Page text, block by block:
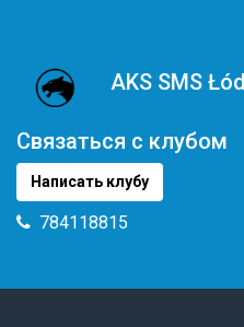
AKS SMS
Связаться с клубом
Написать клубу
784118815